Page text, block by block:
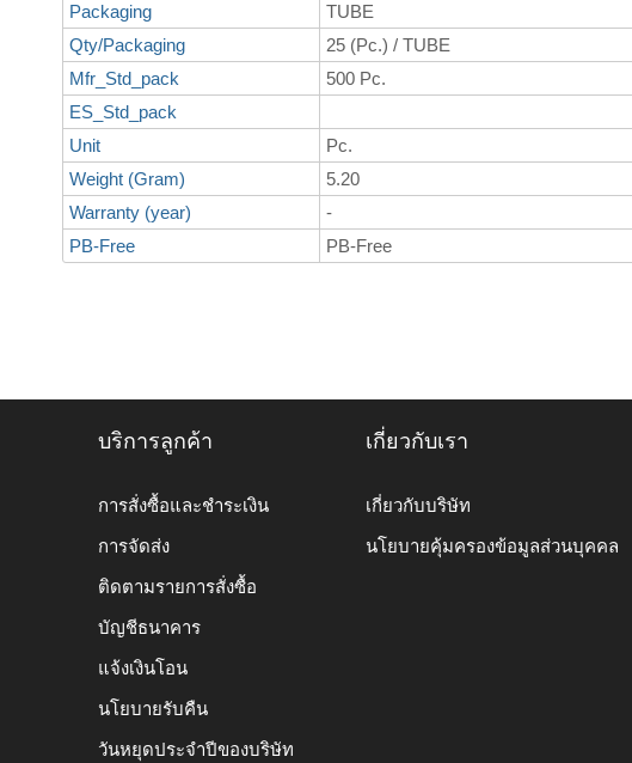
Packaging
TUBE
Qty/Packaging
25 (Pc.) / TUBE
Mfr_Std_pack
500 Pc.
ES_Std_pack
Unit
Pc.
Weight (Gram)
5.20
Warranty (year)
-
PB-Free
PB-Free
บริการลูกค้า
การสั่งซื้อและชำระเงิน
การจัดส่ง
ติดตามรายการสั่งซื้อ
บัญชีธนาคาร
แจ้งเงินโอน
นโยบายรับคืน
วันหยุดประจำปีของบริษัท
เกี่ยวกับเรา
เกี่ยวกับบริษัท
นโยบายคุ้มครองข้อมูลส่วนบุคคล